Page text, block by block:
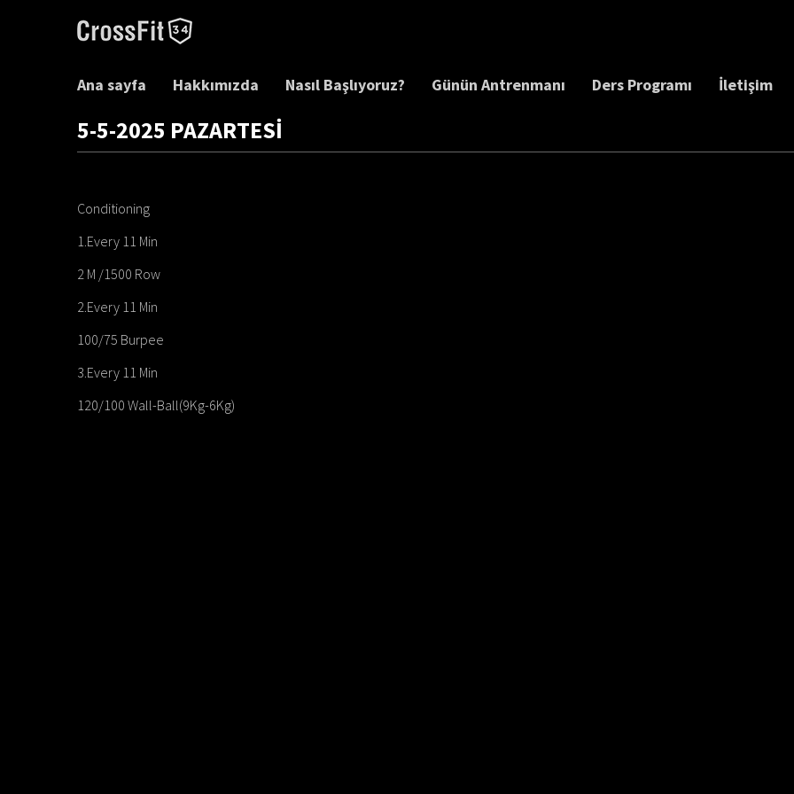
Ana sayfa Hakkımızda Nasıl Başlıyoruz? Günün Antrenmanı Ders Programı İletişim
5-5-2025 PAZARTESİ
Conditioning
1.Every 11 Min
2 M /1500 Row
2.Every 11 Min
100/75 Burpee
3.Every 11 Min
120/100 Wall-Ball(9Kg-6Kg)